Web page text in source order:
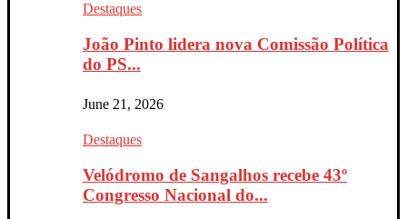
Destaques
João Pinto lidera nova Comissão Política
do PS...
June 21, 2026
Destaques
Velódromo de Sangalhos recebe 43º
Congresso Nacional do...